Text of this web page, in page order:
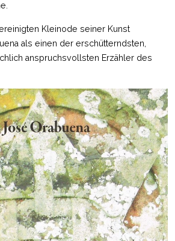
Kleinode seiner Kunst
als einen der erschütterndsten,
anspruchsvollsten Erzähler des